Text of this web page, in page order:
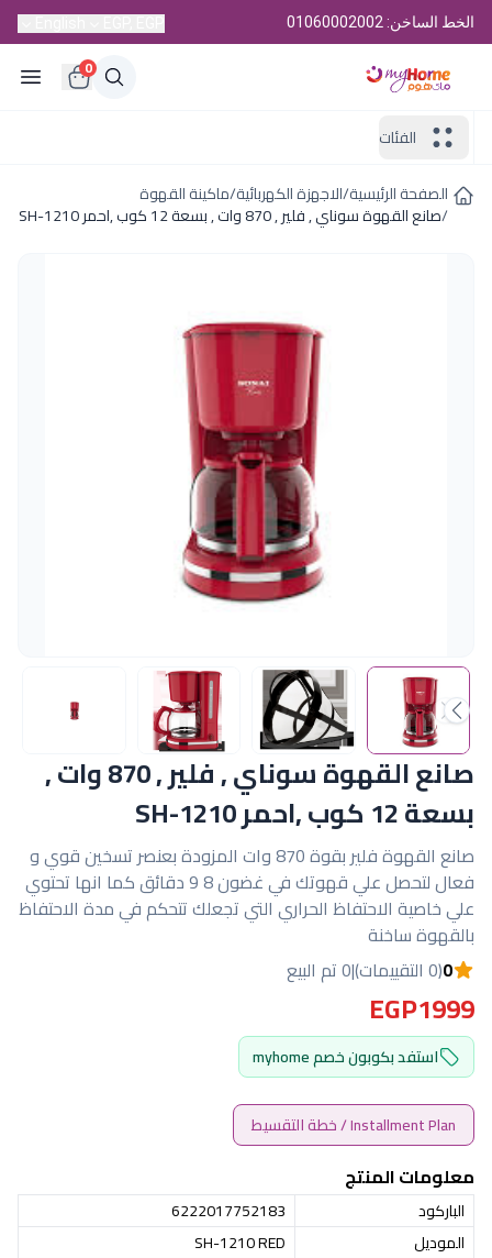
الخط الساخن: 01060002002
0
الفئات
الصفحة الرئيسية/الاجهزة الكهربائية/ماكينة القهوة
/صانع القهوة سوناي , فلير , 870 وات , بسعة 12 كوب ,احمر SH-1210
صانع القهوة سوناي , فلير , 870 وات ,
بسعة 12 كوب ,احمر SH-1210
صانع القهوة فلير بقوة 870 وات المزودة بعنصر تسخين قوي و
فعال لتحصل علي قهوتك في غضون 8 9 دقائق كما انها تحتوي
علي خاصية الاحتفاظ الحراري التي تجعلك تتحكم في مدة الاحتفاظ
بالقهوة ساخنة
0(0 التقييمات) |0 تم البيع
EGP1999
استفد بكوبون خصم myhome
Installment Plan / خطة التقسيط
معلومات المنتج
الباركود
6222017752183
الموديل
SH-1210 RED